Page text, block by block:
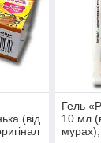
(від
Гель
10 мл
мурах),